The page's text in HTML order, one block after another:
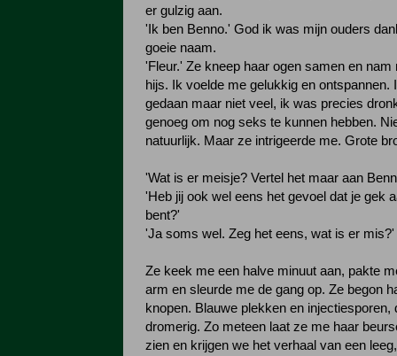
er gulzig aan.
'Ik ben Benno.' God ik was mijn ouders
goeie naam.
'Fleur.' Ze kneep haar ogen samen en nam
hijs. Ik voelde me gelukkig en ontspannen.
gedaan maar niet veel, ik was precies
genoeg om nog seks te kunnen hebben.
natuurlijk. Maar ze intrigeerde me. Grote
'Wat is er meisje? Vertel het maar aan
'Heb jij ook wel eens het gevoel dat je gek
bent?'
'Ja soms wel. Zeg het eens, wat is er mis?'
Ze keek me een halve minuut aan, pakte
arm en sleurde me de gang op. Ze begon
knopen. Blauwe plekken en injectiesporen,
dromerig. Zo meteen laat ze me haar
zien en krijgen we het verhaal van een